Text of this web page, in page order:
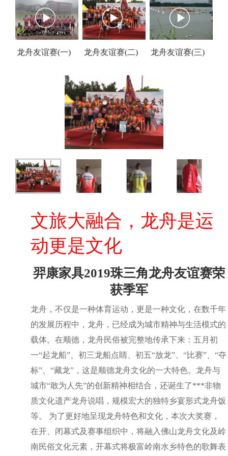
龙舟友谊赛(一) 龙舟友谊赛(二) 龙舟友谊赛(三)
文旅大融合，龙舟是运
动更是文化
羿康家具2019珠三角龙舟友谊赛荣
获季军
龙舟，不仅是一种体育运动，更是一种文化，在数千年
的发展历程中，龙舟，已经成为城市精神与生活模式的
载体。在顺德，龙舟民俗被完整地传承下来：五月初
一“起龙船”、初三龙船点睛、初五“放龙”、“比赛”、“夺
标”、“藏龙”，这是顺德龙舟文化的一大特色。龙舟与
城市“敢为人先”的创新精神相结合，还诞生了***非物
质文化遗产龙舟说唱，规模宏大的独特乡宴形式龙舟饭
等。 为了更好地呈现龙舟特色和文化，本次大奖赛，
在开、闭幕式及赛事组织中，将融入佛山龙舟文化及岭
南民俗文化元素，开幕式将极富岭南水乡特色的歌舞表